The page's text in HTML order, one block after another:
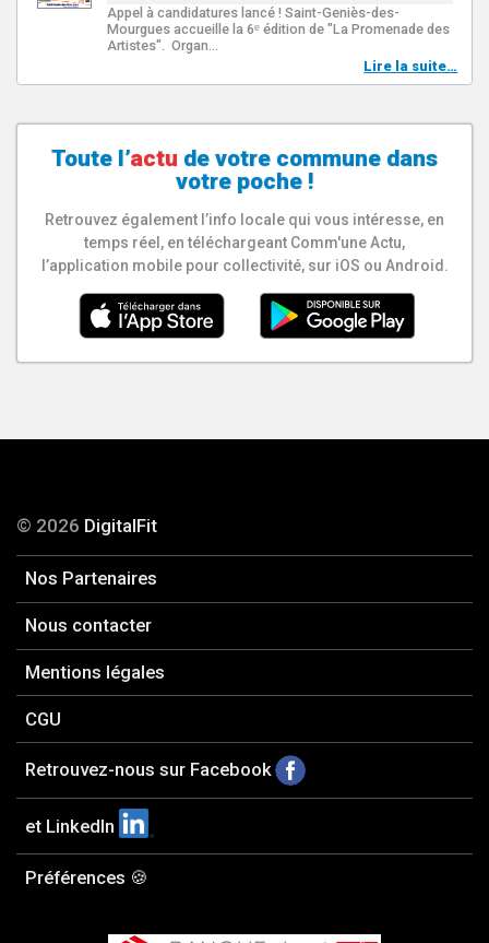
Appel à candidatures lancé ! Saint-Geniès-des-
Mourgues accueille la 6ᵉ édition de "La Promenade des
Artistes". Organ…
Lire la suite…
Toute l’actu de votre commune dans
votre poche !
Retrouvez également l’info locale qui vous intéresse, en
temps réel, en téléchargeant Comm'une Actu,
l’application mobile pour collectivité, sur iOS ou Android.
© 2026 DigitalFit
Nos Partenaires
Nous contacter
Mentions légales
CGU
Retrouvez-nous sur Facebook
et LinkedIn
Préférences 🍪